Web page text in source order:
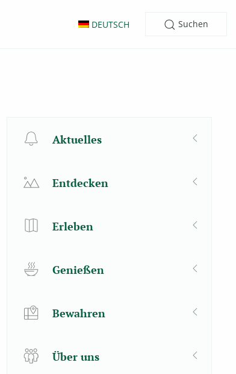
DEUTSCH Suchen
Aktuelles
Entdecken
Erleben
Genießen
Bewahren
Über uns